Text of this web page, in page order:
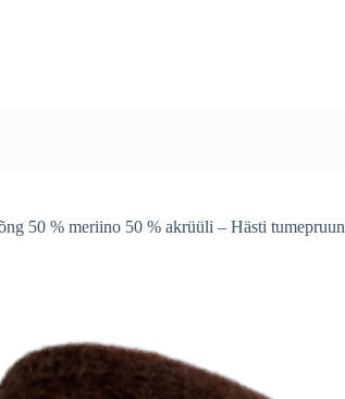
50 % meriino 50 % akrüüli – Hästi tumepruun